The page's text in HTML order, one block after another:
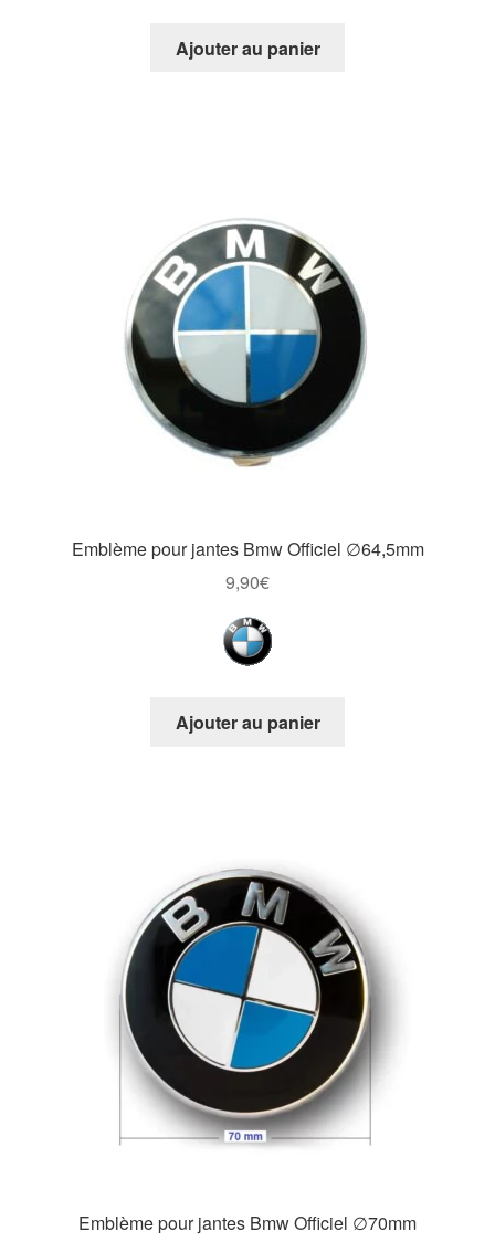
Ajouter au panier
Emblème pour jantes Bmw Officiel ∅64,5mm
9,90€
Ajouter au panier
Emblème pour jantes Bmw Officiel ∅70mm